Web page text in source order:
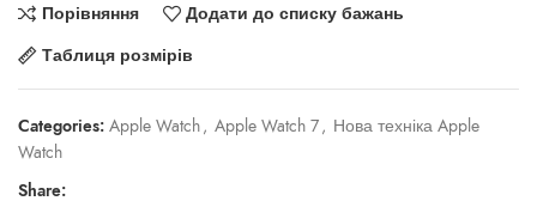
Порівняння
Додати до списку бажань
Таблиця розмірів
Categories: Apple Watch, Apple Watch 7, Нова техніка Apple
Watch
Share: